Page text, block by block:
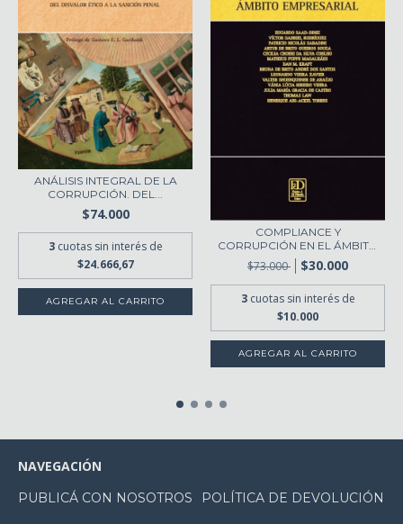
ANÁLISIS INTEGRAL DE LA
CORRUPCIÓN. DEL...
$74.000
3 cuotas sin interés de
$24.666,67
COMPLIANCE Y
CORRUPCIÓN EN EL ÁMBITO
EMP...
$73.000 $30.000
3 cuotas sin interés de
$10.000
NAVEGACIÓN
PUBLICÁ CON NOSOTROS POLÍTICA DE DEVOLUCIÓN